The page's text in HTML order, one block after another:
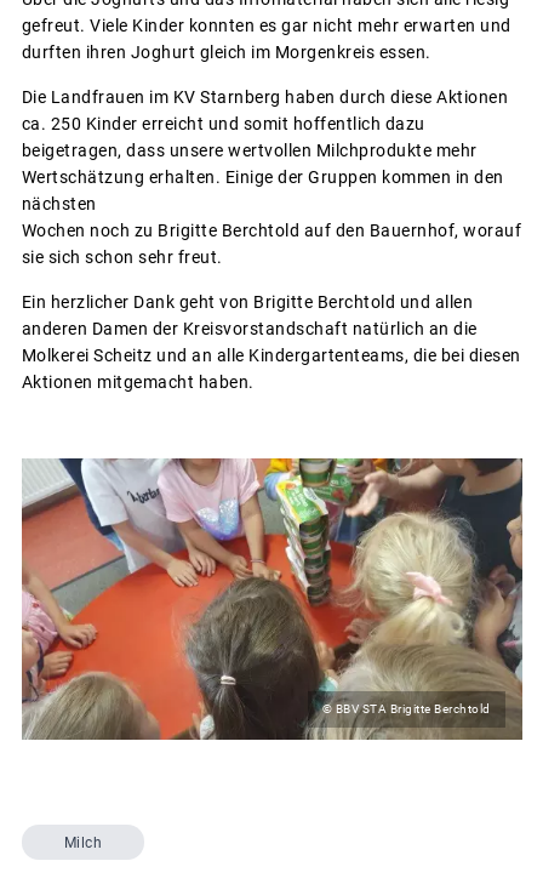
gefreut. Viele Kinder konnten es gar nicht mehr erwarten und
durften ihren Joghurt gleich im Morgenkreis essen.
Die Landfrauen im KV Starnberg haben durch diese Aktionen
ca. 250 Kinder erreicht und somit hoffentlich dazu
beigetragen, dass unsere wertvollen Milchprodukte mehr
Wertschätzung erhalten. Einige der Gruppen kommen in den
nächsten
Wochen noch zu Brigitte Berchtold auf den Bauernhof, worauf
sie sich schon sehr freut.
Ein herzlicher Dank geht von Brigitte Berchtold und allen
anderen Damen der Kreisvorstandschaft natürlich an die
Molkerei Scheitz und an alle Kindergartenteams, die bei diesen
Aktionen mitgemacht haben.
© BBV STA Brigitte Berchtold
Milch